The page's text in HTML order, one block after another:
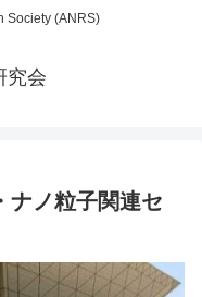
Society (ANRS)
究会
ナノ粒子関連セ